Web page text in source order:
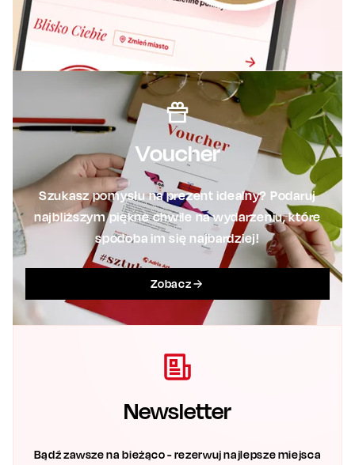
Voucher
Szukasz pomysłu na prezent idealny? Podaruj
najbliższym piękne chwile na wydarzeniu, które
spodoba im się najbardziej!
Zobacz
Newsletter
Bądź zawsze na bieżąco - rezerwuj najlepsze miejsca